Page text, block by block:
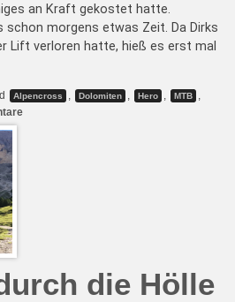
an Kraft gekostet hatte.
schon morgens etwas Zeit. Da Dirks
Lift verloren hatte, hieß es erst mal
Alpencross Dolomiten Hero MTB
die Hölle